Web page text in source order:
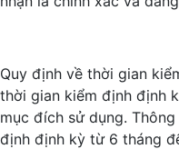
Quy định về thời gian
thời gian kiểm định định
mục đích sử dụng.
định định kỳ từ 6 tháng